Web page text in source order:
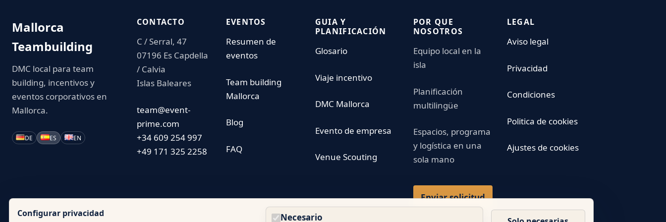
Mallorca
Teambuilding
DMC local para team
building, incentivos y
eventos corporativos en
Mallorca.
DE ES EN
CONTACTO
C / Serral, 47
07196 Es Capdella
/ Calvia
Islas Baleares
team@event-
prime.com
+34 609 254 997
+49 171 325 2258
EVENTOS
Resumen de
eventos
Team building
Mallorca
Blog
FAQ
GUIA Y
PLANIFICACIÓN
Glosario
Viaje incentivo
DMC Mallorca
Evento de empresa
Venue Scouting
POR QUE
NOSOTROS
Equipo local en la
isla
Planificación
multilingüe
Espacios, programa
y logística en una
sola mano
Enviar solicitud
LEGAL
Aviso legal
Privacidad
Condiciones
Politica de cookies
Ajustes de cookies
Configurar privacidad Necesario